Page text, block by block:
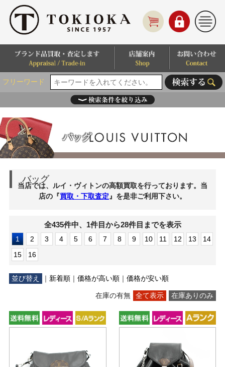
フリーワード
バッグ
バッグ
当店では、ルイ・ヴィトンの高額買取を行っております。当
店の『買取・下取査定 』を是非ご利用下さい。
全435件中、1件目から28件目までを表示
1 2 3 4 5 6 7 8 9 10 11 12 13
14
15
16
並び替え ｜ 新着順｜ 価格が高い順｜ 価格が安い順
在庫の有無 全て表示 在庫ありのみ